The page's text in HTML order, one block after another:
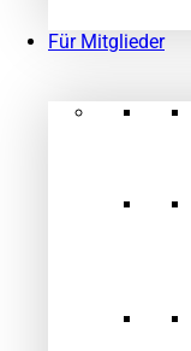
Für Mitglieder